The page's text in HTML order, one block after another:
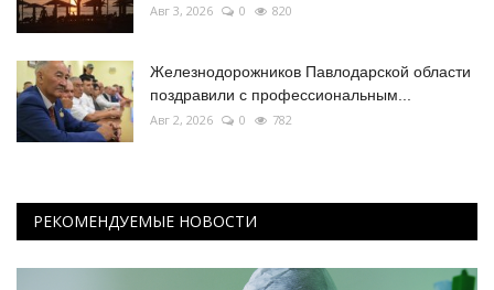
Авг 3, 2026 0 820
Железнодорожников Павлодарской области
поздравили с профессиональным...
Авг 2, 2026 0 782
РЕКОМЕНДУЕМЫЕ НОВОСТИ